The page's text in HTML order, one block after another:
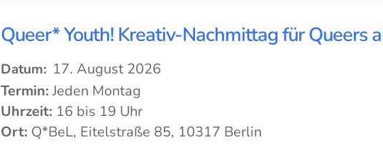
Queer* Youth! Kreativ-Nachmittag für Queers
Datum: 17. August 2026
Termin: Jeden Montag
Uhrzeit: 16 bis 19 Uhr
Ort: Q*BeL, Eitelstraße 85, 10317 Berlin